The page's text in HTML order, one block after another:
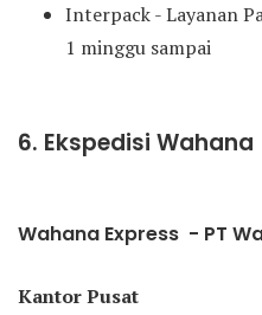
Interpack - Layanan
1 minggu sampai
6. Ekspedisi Wahana
Wahana Express - PT
Kantor Pusat